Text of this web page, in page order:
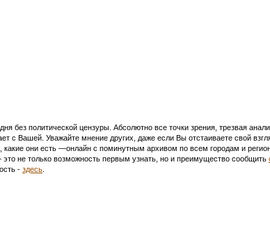
политической цензуры. Абсолютно все точки зрения, трезвая
с Вашей. Уважайте мнение других, даже если Вы отстаиваете свой
они есть —онлайн с поминутным архивом по всем городам и
не только возможность первым узнать, но и преимущество сообщить
- здесь